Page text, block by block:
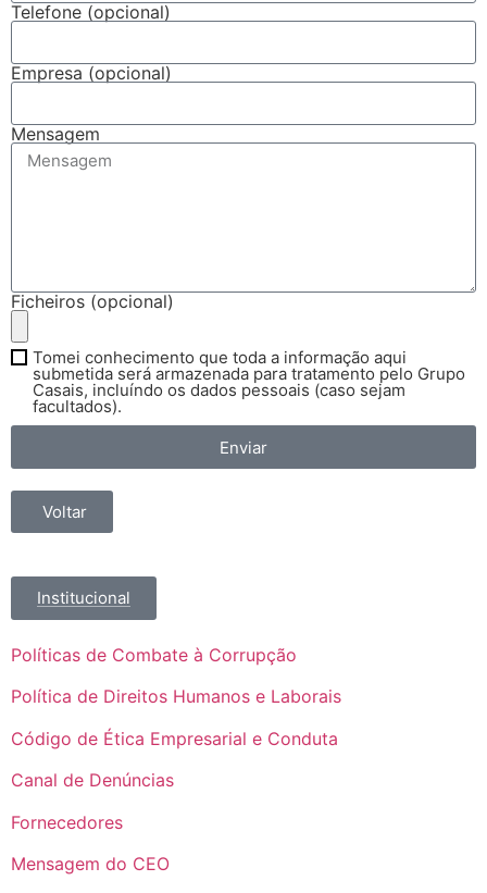
Telefone (opcional)
Empresa (opcional)
Mensagem
Ficheiros (opcional)
Tomei conhecimento que toda a informação aqui
submetida será armazenada para tratamento pelo Grupo
Casais, incluíndo os dados pessoais (caso sejam
facultados).
Enviar
Voltar
Institucional
Políticas de Combate à Corrupção
Política de Direitos Humanos e Laborais
Código de Ética Empresarial e Conduta
Canal de Denúncias
Fornecedores
Mensagem do CEO